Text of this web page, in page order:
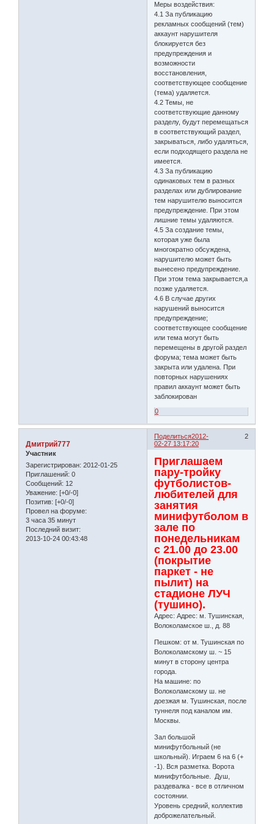
Меры воздействия:
4.1 За публикацию
рекламных сообщений (тем)
аккаунт нарушителя
блокируется без
предупреждения и
возможности
восстановления,
соответствующее сообщение
(тема) удаляется.
4.2 Темы, не
соответствующие данному
разделу, будут перемещаться
в соответствующий раздел,
закрываться, либо удаляться,
если подходящего раздела не
имеется.
4.3 За публикацию
одинаковых тем в разных
разделах или дублирование
тем нарушителю выносится
предупреждение. При этом
лишние темы удаляются.
4.5 За создание темы,
которая уже была
многократно обсуждена,
нарушителю может быть
вынесено предупреждение.
При этом тема закрывается,а
позже удаляется.
4.6 В случае других
нарушений выносится
предупреждение;
соответствующее сообщение
или тема могут быть
перемещены в другой раздел
форума; тема может быть
закрыта или удалена. При
повторных нарушениях
правил аккаунт может быть
заблокирован
0
Поделиться 2
2012-
02-27 13:17:20
Дмитрий777
Участник
Зарегистрирован: 2012-01-25
Приглашений: 0
Сообщений: 12
Уважение: [+0/-0]
Позитив: [+0/-0]
Провел на форуме:
3 часа 35 минут
Последний визит:
2013-10-24 00:43:48
Приглашаем
пару-тройку
футболистов-
любителей для
занятия
минифутболом в
зале по
понедельникам
с 21.00 до 23.00
(покрытие
паркет - не
пылит) на
стадионе ЛУЧ
(тушино).
Адрес: Адрес: м. Тушинская,
Волоколамское ш., д. 88
Пешком: от м. Тушинская по
Волоколамскому ш. ~ 15
минут в сторону центра
города.
На машине: по
Волоколамскому ш. не
доезжая м. Тушинская, после
туннеля под каналом им.
Москвы.
Зал большой
минифутбольный (не
школьный). Играем 6 на 6 (+
-1). Вся разметка. Ворота
минифутбольные. Душ,
раздевалка - все в отличном
состоянии.
Уровень средний, коллектив
доброжелательный.